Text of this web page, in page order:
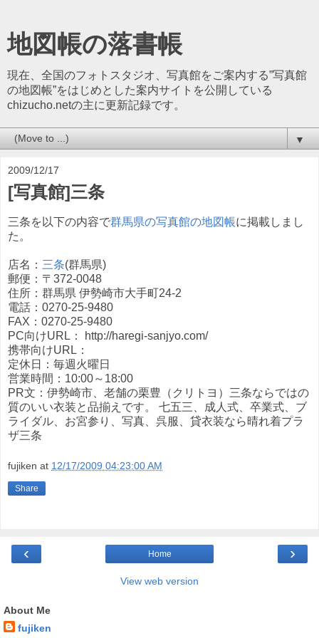
地図帳の落書帳
現在、全国のフォトスタジオ、写真館をご案内する”写真館
の地図帳”をはじめとした案内サイトを公開している
chizucho.netの主に更新記録です。
▼
2009/12/17
[写真館]三条
三条を以下の内容で群馬県の写真館の地図帳に掲載しまし
た。
店名： 三条(群馬県)
郵便：〒372-0048
住所：群馬県 伊勢崎市大手町24-2
電話：0270-25-9480
FAX：0270-25-9480
PC向けURL： http://haregi-sanjyo.com/
携帯向けURL：
定休日：毎週火曜日
営業時間：10:00～18:00
PR文：伊勢崎市、老舗の栗豊（クリトヨ）三条ならではの
質のいい衣装と品揃えです。 七五三、成人式、卒業式、ブ
ライダル、お宮参り、写真、呉服、貸衣装なら晴れ着プラ
ザ三条
fujiken at 12/17/2009 04:23:00 AM
Share
‹ ›
Home
View web version
About Me
fujiken